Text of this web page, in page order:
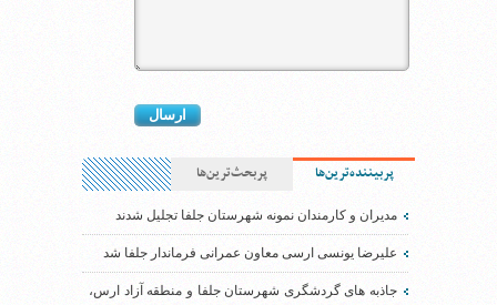
پربیننده‌ترین‌ها پربحث‌ترین‌ها
مدیران و کارمندان نمونه شهرستان جلفا تجلیل شدند
علیرضا یونسی ارسی معاون عمرانی فرماندار جلفا شد
جاذبه های گردشگری شهرستان جلفا و منطقه آزاد ارس،